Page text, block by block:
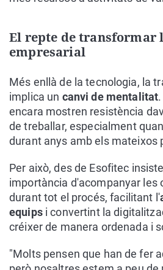
El repte de transformar
empresarial
Més enllà de la tecnologia, la
implica un canvi de mentalitat
encara mostren resistència
de treballar, especialment
durant anys amb els mateixos
Per això, des de Esofitec
importància d'acompanyar les
durant tot el procés, facilitant l'
equipsi convertint la
créixer de manera ordenada i
"Molts pensen que han de fer